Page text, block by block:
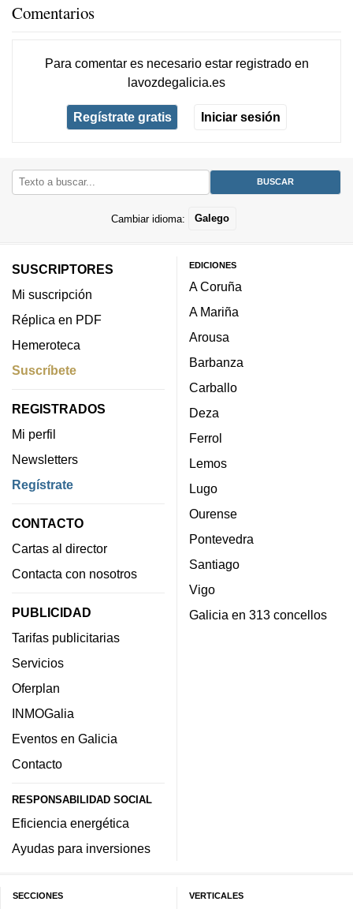
Comentarios
Para comentar es necesario estar registradoen
lavozdegalicia.es
Regístrate gratis Iniciar sesión
Cambiar idioma: Galego
SUSCRIPTORES
Mi suscripción
Réplica en PDF
Hemeroteca
Suscríbete
REGISTRADOS
Mi perfil
Newsletters
Regístrate
CONTACTO
Cartas al director
Contacta con nosotros
PUBLICIDAD
Tarifas publicitarias
Servicios
Oferplan
INMOGalia
Eventos en Galicia
Contacto
RESPONSABILIDAD SOCIAL
Eficiencia energética
Ayudas para inversiones
EDICIONES
A Coruña
A Mariña
Arousa
Barbanza
Carballo
Deza
Ferrol
Lemos
Lugo
Ourense
Pontevedra
Santiago
Vigo
Galicia en 313 concellos
SECCIONES VERTICALES